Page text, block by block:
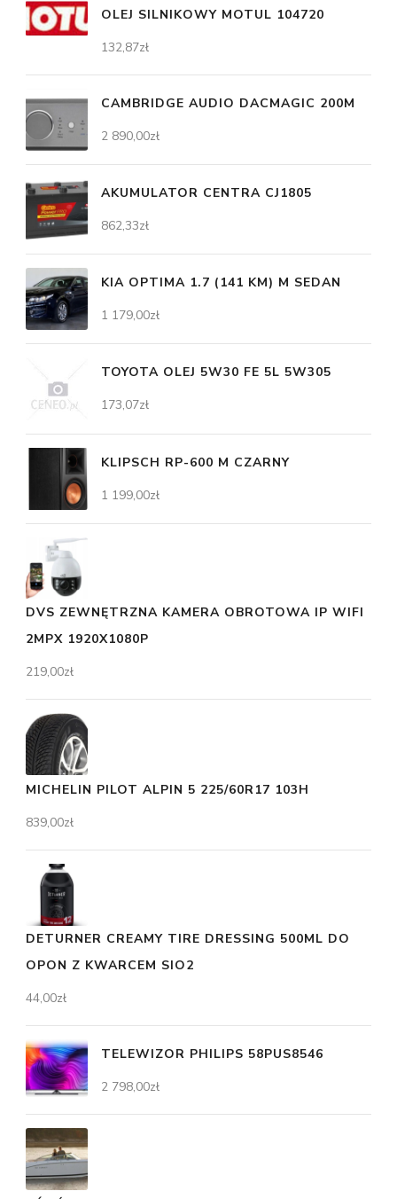
OLEJ SILNIKOWY MOTUL 104720
132,87zł
CAMBRIDGE AUDIO DACMAGIC 200M
2 890,00zł
AKUMULATOR CENTRA CJ1805
862,33zł
KIA OPTIMA 1.7 (141 KM) M SEDAN
1 179,00zł
TOYOTA OLEJ 5W30 FE 5L 5W305
173,07zł
KLIPSCH RP-600 M CZARNY
1 199,00zł
DVS ZEWNĘTRZNA KAMERA OBROTOWA IP WIFI
2MPX 1920X1080P
219,00zł
MICHELIN PILOT ALPIN 5 225/60R17 103H
839,00zł
DETURNER CREAMY TIRE DRESSING 500ML DO
OPON Z KWARCEM SIO2
44,00zł
TELEWIZOR PHILIPS 58PUS8546
2 798,00zł